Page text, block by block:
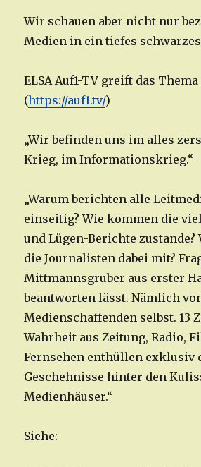
Wir schauen aber nicht nur
Medien in ein tiefes
ELSA Auf1-TV greift das Thema
(https://auf1.tv/)
„Wir befinden uns im alles
Krieg, im Informationskrieg.“
„Warum berichten alle
einseitig? Wie kommen die
und Lügen-Berichte zustande?
die Journalisten dabei mit?
Mittmannsgruber aus erster
beantworten lässt. Nämlich
Medienschaffenden selbst. 13
Wahrheit aus Zeitung, Radio,
Fernsehen enthüllen exklusiv
Geschehnisse hinter den
Medienhäuser.“
Siehe: